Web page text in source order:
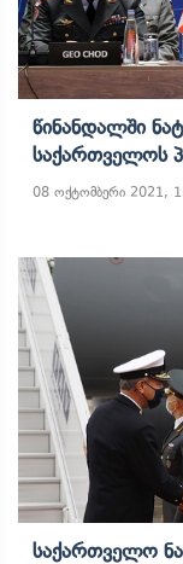
Წინანდალში
Საქართველოს
08 ოქტომბერი 2021,
Საქართველო